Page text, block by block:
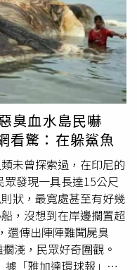
海怪」屍體，詭異的外型
拍下這恐怖的一幕，有
現身；也有人認為這是
過有人則認為這只是海
律賓萊特島某海灘也曾
翻攝自都市報）另外，
of Leyte）海灘也驚傳
左右，根據菲律賓漁業
and Aquatic
Alpino）的說法，這具
灘多時，已嚴重腐爛並
身，直呼「恐有天災將
拍下照片的42歲的卡皮
是他第一次親眼看見
已經死很久了」，卡皮
子沒聞過這麼強烈的臭
臭血水島民嚇
驚：在躲鯊魚
未曾探索過，在印尼的
發現一具長達15公尺
狀，最寬處甚至有好幾
，沒想到在岸邊擱置超
還傳出陣陣難聞屍臭
淺，民眾好奇圍觀。
據「雅加達環球報」報